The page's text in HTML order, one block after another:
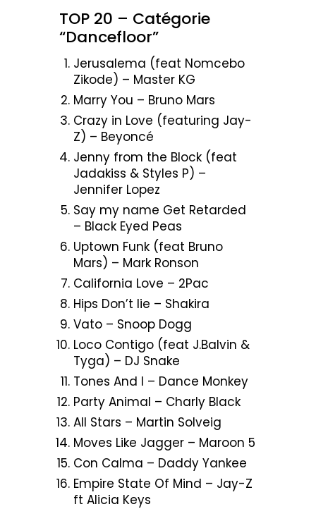
TOP 20 – Catégorie
“Dancefloor”
Jerusalema (feat Nomcebo
Zikode) – Master KG
Marry You – Bruno Mars
Crazy in Love (featuring Jay-
Z) – Beyoncé
Jenny from the Block (feat
Jadakiss & Styles P) –
Jennifer Lopez
Say my name Get Retarded
– Black Eyed Peas
Uptown Funk (feat Bruno
Mars) – Mark Ronson
California Love – 2Pac
Hips Don’t lie – Shakira
Vato – Snoop Dogg
Loco Contigo (feat J.Balvin &
Tyga) – DJ Snake
Tones And I – Dance Monkey
Party Animal – Charly Black
All Stars – Martin Solveig
Moves Like Jagger – Maroon 5
Con Calma – Daddy Yankee
Empire State Of Mind – Jay-Z
ft Alicia Keys